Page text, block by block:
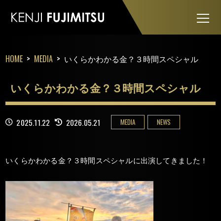
HOME MEDIA いくらかわかる金？３時間スペシャル
いくらかわかる金？３時間スペシャル
2025.11.22 2026.05.21 MEDIA NEWS
いくらかわかる金？３時間スペシャルに出演してきました！